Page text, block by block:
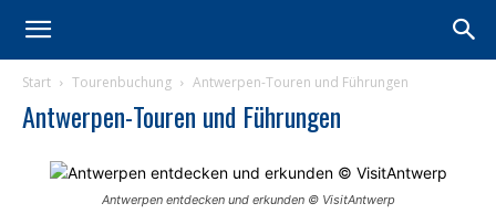
Start Tourenbuchung Antwerpen-Touren und Führungen
Antwerpen-Touren und Führungen
Antwerpen entdecken und erkunden © VisitAntwerp